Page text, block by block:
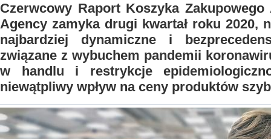
Czerwcowy Raport Koszyka Zakupowego
Agency zamyka drugi kwartał roku 2020,
najbardziej dynamiczne i
związane z wybuchem pandemii
w handlu i restrykcje
niewątpliwy wpływ na ceny produktów